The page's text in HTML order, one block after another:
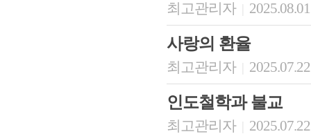
최고관리자
사랑의 환율
최고관리자
인도철학과 불교
최고관리자